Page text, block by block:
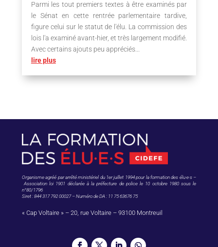
Parmi les tout premiers textes à être examinés par
le Sénat en cette rentrée parlementaire tardive,
figure celui sur le statut de l'élu. La commission des
lois l'a examiné avant-hier, et très largement modifié.
Avec certains ajouts peu appréciés...
lire plus
Organisme agréé par arrêté ministériel du 1er juillet 1994 pour la formation des élu·e·s –
Association loi 1901 déclarée à la préfecture de police le 10 octobre 1980 sous le
n°80/1796
Siret : 844 317 792 00027 – Numéro de DA : 11 75 63676 75
« Cap Voltaire » – 20, rue Voltaire – 93100 Montreuil